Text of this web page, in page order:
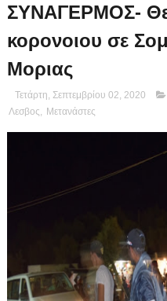
ΣΥΝΑΓΕΡΜΟΣ-
κορονοιου σε
Μοριας
Τετάρτη, Σεπτεμβρίου 02, 2020
Λεσβος
Μετανάστες